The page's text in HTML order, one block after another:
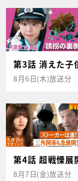
第3話 消えた子
8月6日(木)放送分
第4話 超戦慄展
8月7日(金)放送分